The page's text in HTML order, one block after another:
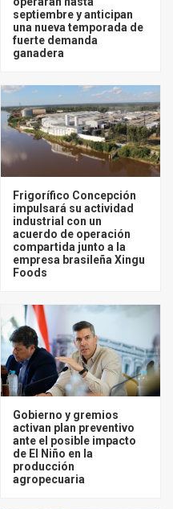
septiembre y anticipan
una nueva temporada de
fuerte demanda
ganadera
Frigorífico Concepción
impulsará su actividad
industrial con un
acuerdo de operación
compartida junto a la
empresa brasileña Xingu
Foods
Gobierno y gremios
activan plan preventivo
ante el posible impacto
de El Niño en la
producción
agropecuaria